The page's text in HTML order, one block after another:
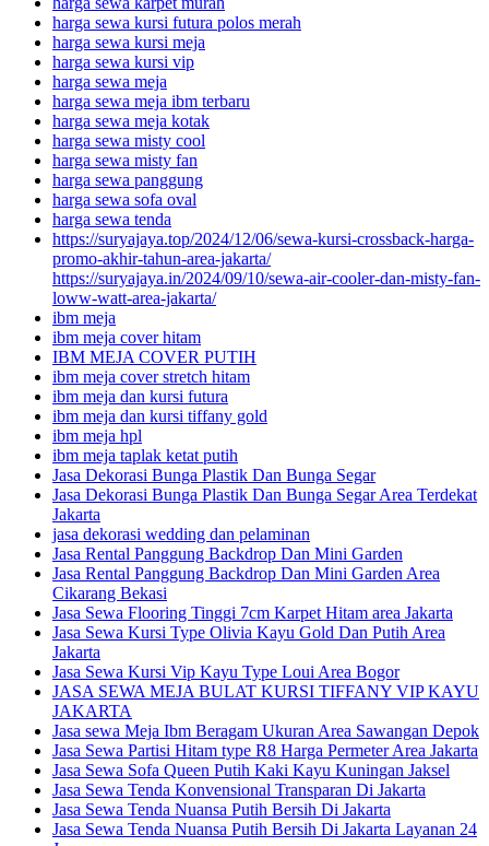
harga sewa kursi futura polos merah
harga sewa kursi meja
harga sewa kursi vip
harga sewa meja
harga sewa meja ibm terbaru
harga sewa meja kotak
harga sewa misty cool
harga sewa misty fan
harga sewa panggung
harga sewa sofa oval
harga sewa tenda
https://suryajaya.top/2024/12/06/sewa-kursi-crossback-harga-
promo-akhir-tahun-area-jakarta/
https://suryajaya.in/2024/09/10/sewa-air-cooler-dan-misty-fan-
loww-watt-area-jakarta/
ibm meja
ibm meja cover hitam
IBM MEJA COVER PUTIH
ibm meja cover stretch hitam
ibm meja dan kursi futura
ibm meja dan kursi tiffany gold
ibm meja hpl
ibm meja taplak ketat putih
Jasa Dekorasi Bunga Plastik Dan Bunga Segar
Jasa Dekorasi Bunga Plastik Dan Bunga Segar Area Terdekat
Jakarta
jasa dekorasi wedding dan pelaminan
Jasa Rental Panggung Backdrop Dan Mini Garden
Jasa Rental Panggung Backdrop Dan Mini Garden Area
Cikarang Bekasi
Jasa Sewa Flooring Tinggi 7cm Karpet Hitam area Jakarta
Jasa Sewa Kursi Type Olivia Kayu Gold Dan Putih Area
Jakarta
Jasa Sewa Kursi Vip Kayu Type Loui Area Bogor
JASA SEWA MEJA BULAT KURSI TIFFANY VIP KAYU
JAKARTA
Jasa sewa Meja Ibm Beragam Ukuran Area Sawangan Depok
Jasa Sewa Partisi Hitam type R8 Harga Permeter Area Jakarta
Jasa Sewa Sofa Queen Putih Kaki Kayu Kuningan Jaksel
Jasa Sewa Tenda Konvensional Transparan Di Jakarta
Jasa Sewa Tenda Nuansa Putih Bersih Di Jakarta
Jasa Sewa Tenda Nuansa Putih Bersih Di Jakarta Layanan 24